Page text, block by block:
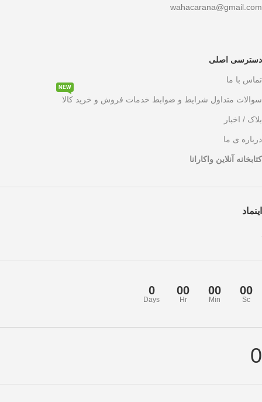
wahacarana@gmail.com
دسترسی اصلی
تماس با ما
سوالات متداول شرایط و ضوابط خدمات فروش و خرید کالا
NEW
بلاک / اخبار
درباره ی ما
کتابخانه آنلاین واکارانا
اینماد
0
Days
00
Hr
00
Min
00
Sc
0